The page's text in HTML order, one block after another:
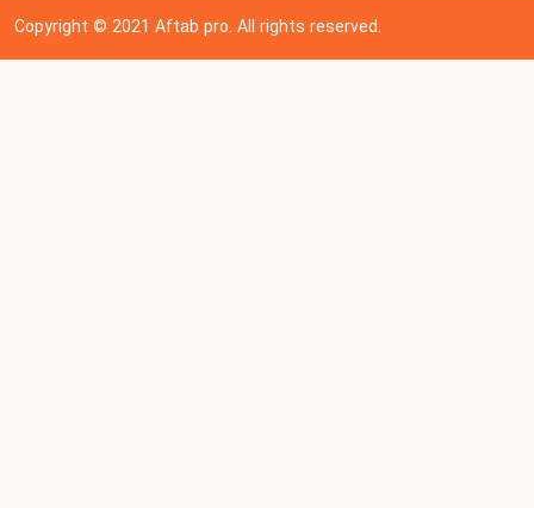
Copyright © 202 1Aftab pro. All rights reserved.